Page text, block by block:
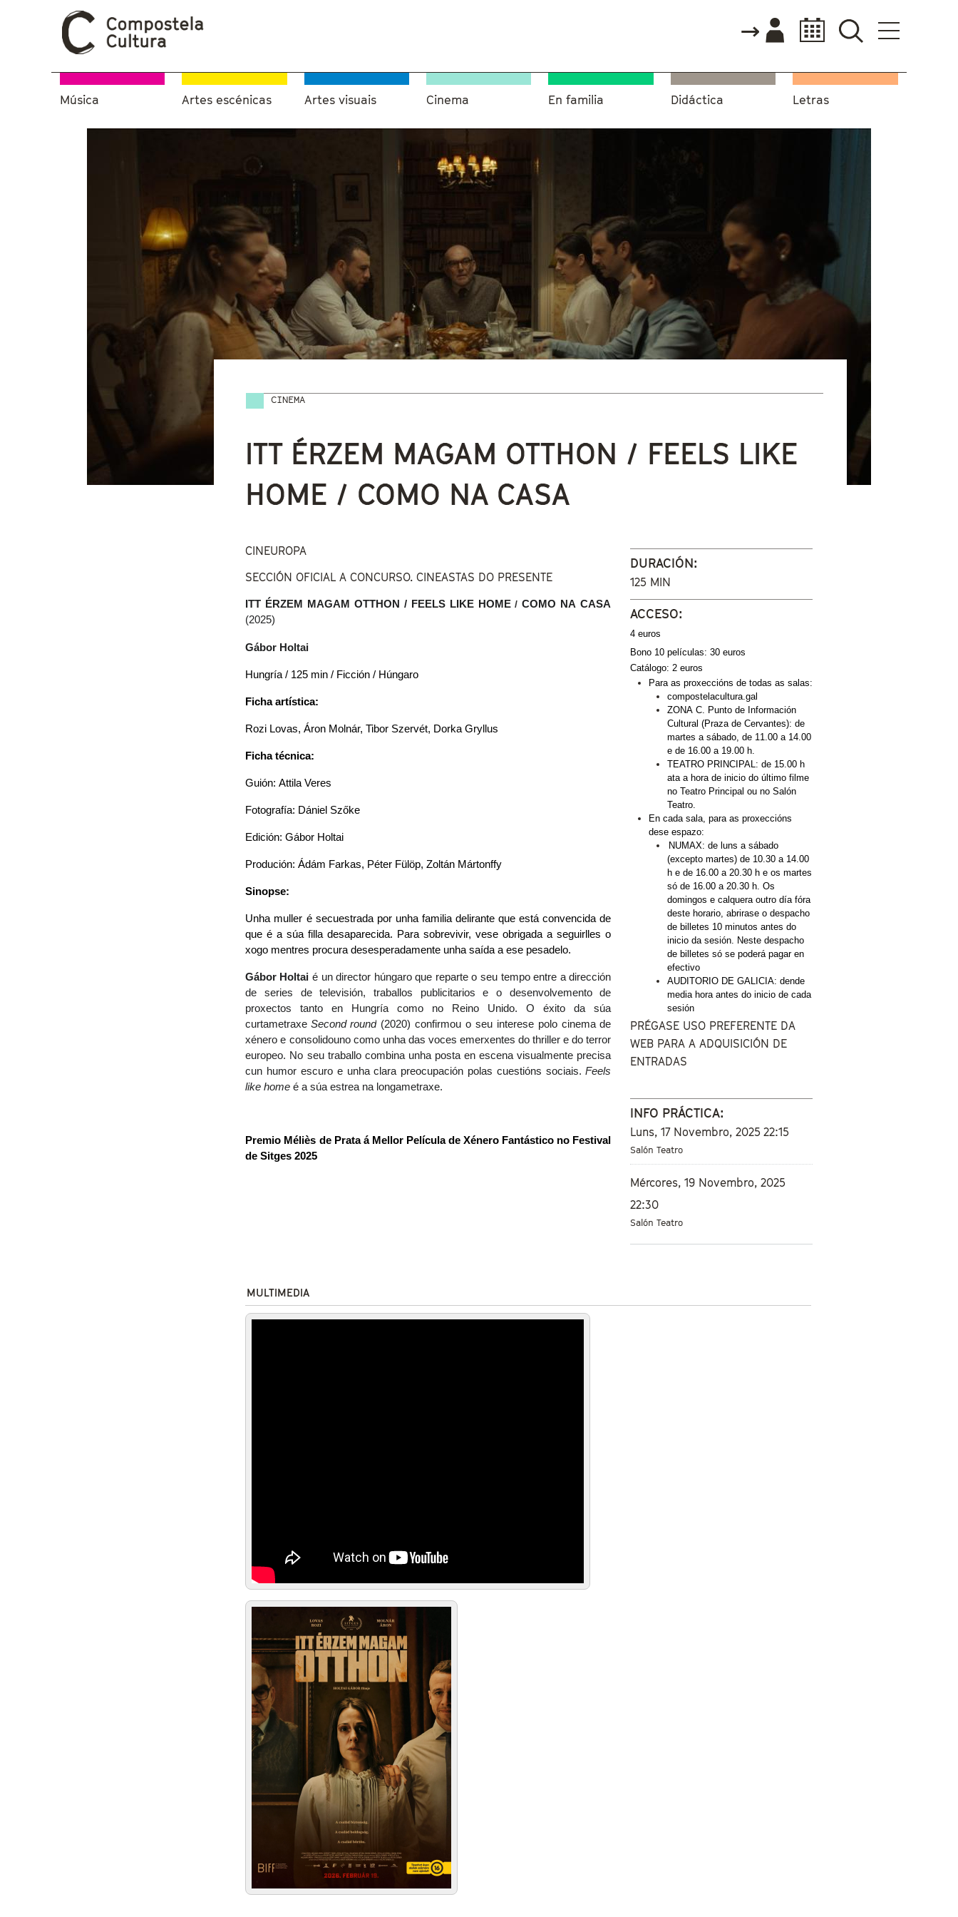
Música Artes escénicas Artes visuais Cinema En familia Didáctica Letras
CINEMA
Vostede está aquí
ITT ÉRZEM MAGAM OTTHON / FEELS LIKE
HOME / COMO NA CASA
CINEUROPA
SECCIÓN OFICIAL A CONCURSO. CINEASTAS DO PRESENTE
ITT ÉRZEM MAGAM OTTHON / FEELS LIKE HOME /
(2025)
Gábor Holtai
Hungría / 125 min / Ficción / Húngaro
Ficha artística:
Rozi Lovas, Áron Molnár, Tibor Szervét, Dorka Gryllus
Ficha técnica:
Guión: Attila Veres
Fotografía: Dániel Szőke
Edición: Gábor Holtai
Produción: Ádám Farkas, Péter Fülöp, Zoltán Mártonffy
Sinopse:
Unha muller é secuestrada por unha familia delirante que está convencida de
que é a súa filla desaparecida. Para sobrevivir, vese obrigada a seguirlles o
xogo mentres procura desesperadamente unha saída a ese pesadelo.
Gábor Holtai é un director húngaro que reparte o seu tempo entre a dirección
de series de televisión, traballos publicitarios e o desenvolvemento de
proxectos tanto en Hungría como no Reino Unido. O éxito da súa
curtametraxe Second round (2020) confirmou o seu interese polo cinema de
xénero e consolidouno como unha das voces emerxentes do thriller e do terror
europeo. No seu traballo combina unha posta en escena visualmente precisa
cun humor escuro e unha clara preocupación polas cuestións sociais. Feels
like home é a súa estrea na longametraxe.
Premio Méliès de Prata á Mellor Película de Xénero Fantástico no Festival
de Sitges 2025
DURACIÓN:
125 MIN
ACCESO:
4 euros
Bono 10 películas: 30 euros
Catálogo: 2 euros
Para as proxeccións de todas as salas:
compostelacultura.gal
ZONA C. Punto de Información
Cultural (Praza de Cervantes): de
martes a sábado, de 11.00 a 14.00
e de 16.00 a 19.00 h.
TEATRO PRINCIPAL: de 15.00 h
ata a hora de inicio do último filme
no Teatro Principal ou no Salón
Teatro.
En cada sala, para as proxeccións
dese espazo:
NUMAX: de luns a sábado
(excepto martes) de 10.30 a 14.00
h e de 16.00 a 20.30 h e os martes
só de 16.00 a 20.30 h. Os
domingos e calquera outro día fóra
deste horario, abrirase o despacho
de billetes 10 minutos antes do
inicio da sesión. Neste despacho
de billetes só se poderá pagar en
efectivo
AUDITORIO DE GALICIA: dende
media hora antes do inicio de cada
sesión
PRÉGASE USO PREFERENTE DA
WEB PARA A ADQUISICIÓN DE
ENTRADAS
INFO PRÁCTICA:
Luns, 17 Novembro, 2025 22:15
Salón Teatro
Mércores, 19 Novembro, 2025
22:30
Salón Teatro
MULTIMEDIA
Feels Like Home (Itt érzem magam otthon) - Official Teaser